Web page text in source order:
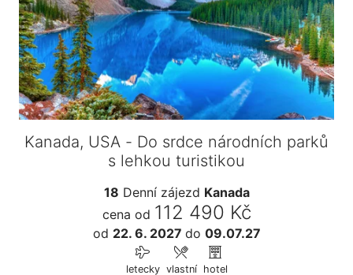
Kanada, USA - Do srdce národních parků
s lehkou turistikou
18 Denní zájezd Kanada
cena od 112 490 Kč
od 22. 6. 2027 do 09.07.27
letecky vlastní hotel